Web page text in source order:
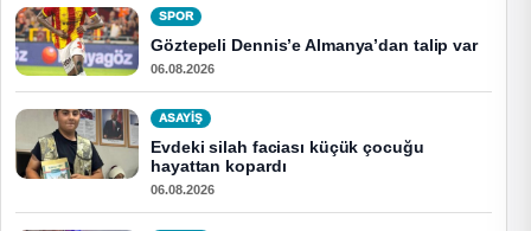
SPOR
Göztepeli Dennis’e Almanya’dan talip var
06.08.2026
ASAYİŞ
Evdeki silah faciası küçük çocuğu
hayattan kopardı
06.08.2026